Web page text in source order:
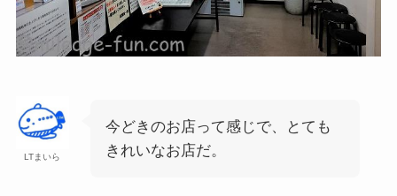
LTまいら
今どきのお店って感じで、とても
きれいなお店だ。